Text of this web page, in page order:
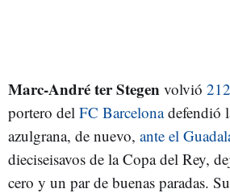
Marc-André ter Stegen volvió
portero del FC Barcelonadefendió
azulgrana, de nuevo, ante el
dieciseisavos de la Copa del Rey,
cero y un par de buenas paradas.